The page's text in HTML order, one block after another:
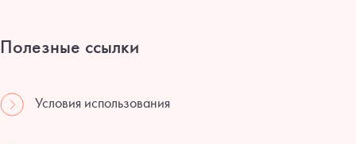
Полезные ссылки
Условия использования